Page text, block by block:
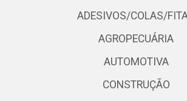
ADESIVOS/COLAS/
AGROPECUÁRIA
AUTOMOTIVA
CONSTRUÇÃO